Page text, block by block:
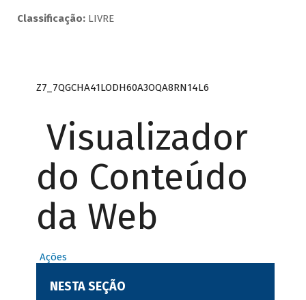
Classificação: LIVRE
Z7_7QGCHA41LODH60A3OQA8RN14L6
Visualizador
do Conteúdo
da Web
Ações
NESTA SEÇÃO